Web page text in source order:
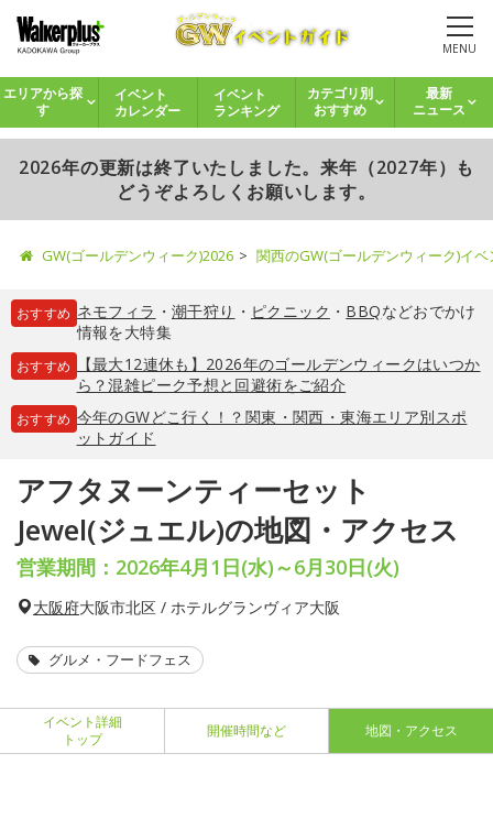
MENU
エリアから探
す
イベント
カレンダー
イベント
ランキング
カテゴリ別
おすすめ
最新
ニュース
2026年の更新は終了いたしました。来年（2027年）も
どうぞよろしくお願いします。
GW(ゴールデンウィーク)2026 関西のGW(ゴールデンウィーク)イ
おすすめ ネモフィラ ・ 潮干狩り ・ ピクニック ・ BBQなどおでかけ
情報を大特集
おすすめ
【最大12連休も】2026年のゴールデンウィークはいつか
ら？混雑ピーク予想と回避術をご紹介
おすすめ 今年のGWどこ行く！？関東・関西・東海エリア別スポ
ットガイド
アフタヌーンティーセット
Jewel(ジュエル)の地図・アクセス
営業期間：2026年4月1日(水)～6月30日(火)
大阪府大阪市北区 / ホテルグランヴィア大阪
グルメ・フードフェス
イベント詳細
トップ
開催時間など 地図・アクセス